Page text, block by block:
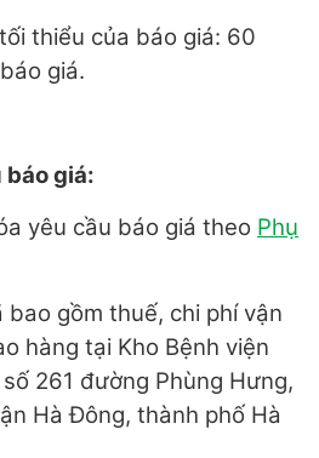
thiểu của báo giá: 60
giá.
báo giá:
yêu cầu báo giá theo Phụ
gồm thuế, chi phí vận
hàng tại Kho Bệnh viện
261 đường Phùng Hưng,
Hà Đông, thành phố Hà